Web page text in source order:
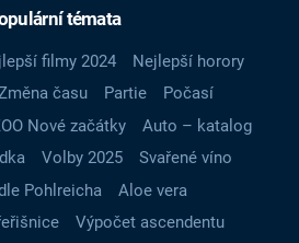
témata
filmy 2024
Nejlepší horory
času Partie
Počasí
Nové začátky
Auto – katalog
Volby 2025
Svařené víno
Pohlreicha
Aloe vera
Výpočet ascendentu